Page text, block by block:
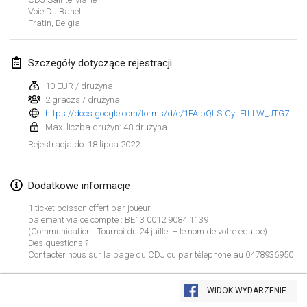
Lista widoku
Voie Du Banel
Fratin Belgia
Szczegóły dotyczące rejestracji
10 EUR / drużyna
2 graczs / drużyna
Max. liczba drużyn: 48 drużyna
Rejestracja do: 18 lipca 2022
Dodatkowe informacje
1 ticket boisson offert par joueur
paiement via ce compte : BE13 0012 9084 1139
(Communication : Tournoi du 24 juillet + le nom de votre équipe)
Des questions ?
Contacter nous sur la page du CDJ ou par téléphone au 0478936950
WIDOK WYDARZENIE
luty 2022
MS v MÖLKPARKURU
4 lut 2022|Czechy
TangoMölkky
Finlandia
12 lut 2022|Finlandia
Yamagata Tournament
13 lut 2022 | Japonia